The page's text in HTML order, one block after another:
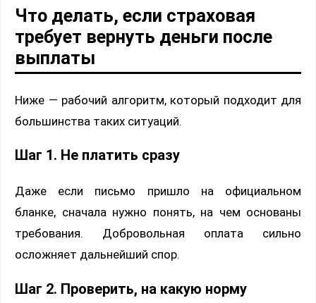
Что делать, если страховая
требует вернуть деньги после
выплаты
Ниже — рабочий алгоритм, который подходит для
большинства таких ситуаций.
Шаг 1. Не платить сразу
Даже если письмо пришло на официальном
бланке, сначала нужно понять, на чем основаны
требования. Добровольная оплата сильно
осложняет дальнейший спор.
Шаг 2. Проверить, на какую норму